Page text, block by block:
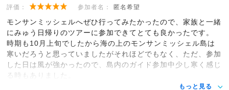
評価： 参加者名： 匿名希望
モンサンミッシェルへぜひ行ってみたかったので、家族と一緒
にみゅう日帰りのツアーに参加できてとても良かったです。
時期も10月上旬でしたから海の上のモンサンミッシェル島は
寒いだろうと思っていましたがそれほどでもなく、ただ、参加
した日は風が強かったので、島内のガイド参加中少し寒く感じ
る時もありました。
もっと見る